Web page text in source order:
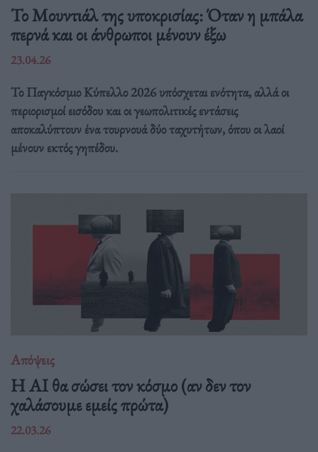
Το Μουντιάλ της υποκρισίας: Όταν η μπάλα
περνά και οι άνθρωποι μένουν έξω
23.04.26
Το Παγκόσμιο Κύπελλο 2026 υπόσχεται ενότητα, αλλά οι
περιορισμοί εισόδου και οι γεωπολιτικές εντάσεις
αποκαλύπτουν ένα τουρνουά δύο ταχυτήτων, όπου οι λαοί
μένουν εκτός γηπέδου.
Απόψεις
Η AI θα σώσει τον κόσμο (αν δεν τον
χαλάσουμε εμείς πρώτα)
22.03.26